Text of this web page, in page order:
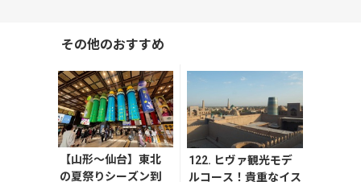
その他のおすすめ
【山形〜仙台】東北
の夏祭りシーズン到
122. ヒヴァ観光モデ
ルコース！貴重なイス